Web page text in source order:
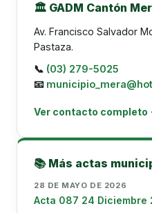
🏛️ GADM Cantón
Av. Francisco Salvador
Pastaza.
📞 (03) 279-5025
📧
Ver contacto completo
📚 Más actas
28 DE MAYO DE 2026
Acta 087 24 Diciembre